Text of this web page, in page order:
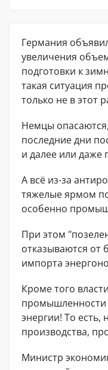
Германия
увеличения
подготовки к
такая ситуация
только не в этот
Немцы
последние дни
и далее или даже
А всё из-за
тяжелые ярмом
особенно
При этом
отказываются от
импорта
Кроме того
энергии! То есть,
производства,
Министр